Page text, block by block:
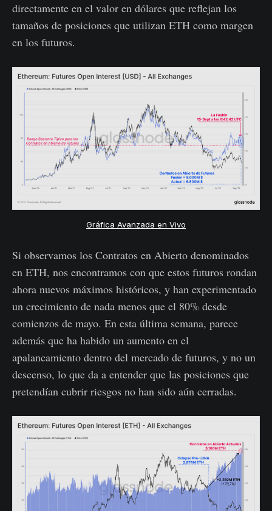
directamente en el valor en dólares que reflejan los
tamaños de posiciones que utilizan ETH como margen
en los futuros.
Gráfica Avanzada en Vivo
Si observamos los Contratos en Abierto denominados
en ETH, nos encontramos con que estos futuros rondan
ahora nuevos máximos históricos, y han experimentado
un crecimiento de nada menos que el 80% desde
comienzos de mayo. En esta última semana, parece
además que ha habido un aumento en el
apalancamiento dentro del mercado de futuros, y no un
descenso, lo que da a entender que las posiciones que
pretendían cubrir riesgos no han sido aún cerradas.